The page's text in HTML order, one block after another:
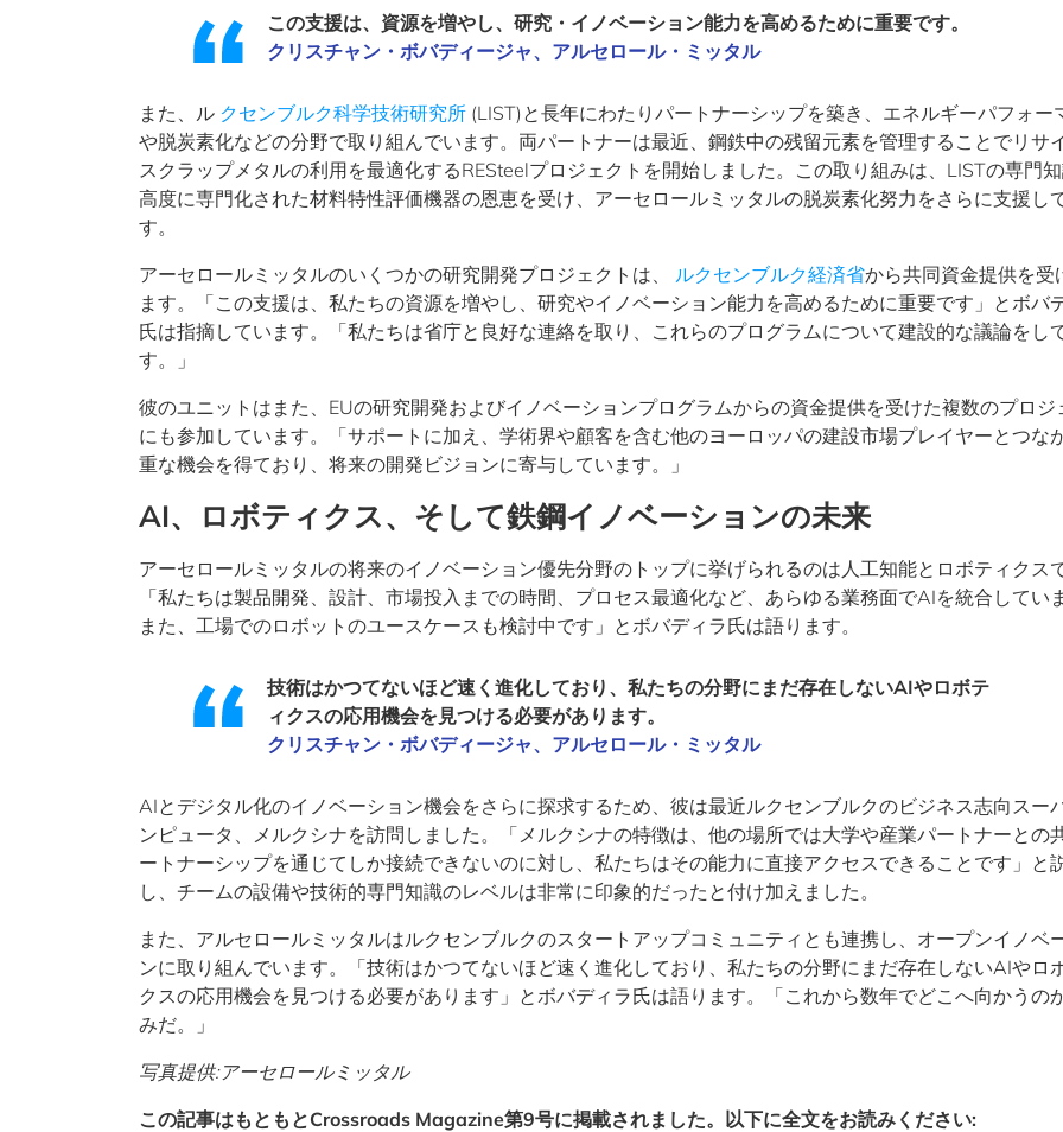
この支援は、資源を増やし、研究・イノベーション能力を高めるために重要です。
クリスチャン・ボバディージャ、アルセロール・ミッタル
また、ル クセンブルク科学技術研究所 (LIST)と長年にわたりパートナーシップを築き、エネルギーパフォー
や脱炭素化などの分野で取り組んでいます。両パートナーは最近、鋼鉄中の残留元素を管理することでリサ
スクラップメタルの利用を最適化するRESteelプロジェクトを開始しました。この取り組みは、LISTの専門
高度に専門化された材料特性評価機器の恩恵を受け、アーセロールミッタルの脱炭素化努力をさらに支援し
す。
アーセロールミッタルのいくつかの研究開発プロジェクトは、 ルクセンブルク経済省から共同資金提供を受
ます。「この支援は、私たちの資源を増やし、研究やイノベーション能力を高めるために重要です」とボバ
氏は指摘しています。「私たちは省庁と良好な連絡を取り、これらのプログラムについて建設的な議論をし
す。」
彼のユニットはまた、EUの研究開発およびイノベーションプログラムからの資金提供を受けた複数のプロジ
にも参加しています。「サポートに加え、学術界や顧客を含む他のヨーロッパの建設市場プレイヤーとつな
重な機会を得ており、将来の開発ビジョンに寄与しています。」
AI、ロボティクス、そして鉄鋼イノベーションの未来
アーセロールミッタルの将来のイノベーション優先分野のトップに挙げられるのは人工知能とロボティクスで
「私たちは製品開発、設計、市場投入までの時間、プロセス最適化など、あらゆる業務面でAIを統合していま
また、工場でのロボットのユースケースも検討中です」とボバディラ氏は語ります。
技術はかつてないほど速く進化しており、私たちの分野にまだ存在しないAIやロボテ
ィクスの応用機会を見つける必要があります。
クリスチャン・ボバディージャ、アルセロール・ミッタル
AIとデジタル化のイノベーション機会をさらに探求するため、彼は最近ルクセンブルクのビジネス志向スー
ンピュータ、メルクシナを訪問しました。「メルクシナの特徴は、他の場所では大学や産業パートナーとの
ートナーシップを通じてしか接続できないのに対し、私たちはその能力に直接アクセスできることです」と
し、チームの設備や技術的専門知識のレベルは非常に印象的だったと付け加えました。
また、アルセロールミッタルはルクセンブルクのスタートアップコミュニティとも連携し、オープンイノベ
ンに取り組んでいます。「技術はかつてないほど速く進化しており、私たちの分野にまだ存在しないAIやロ
クスの応用機会を見つける必要があります」とボバディラ氏は語ります。「これから数年でどこへ向かうの
みだ。」
写真提供:アーセロールミッタル
この記事はもともとCrossroads Magazine第9号に掲載されました。以下に全文をお読みください: